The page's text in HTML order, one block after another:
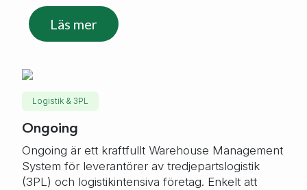
Läs mer
Logistik & 3PL
Ongoing
Ongoing är ett kraftfullt Warehouse Management
System för leverantörer av tredjepartslogistik
(3PL) och logistikintensiva företag. Enkelt att